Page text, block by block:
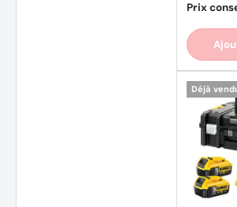
Prix
Déjà